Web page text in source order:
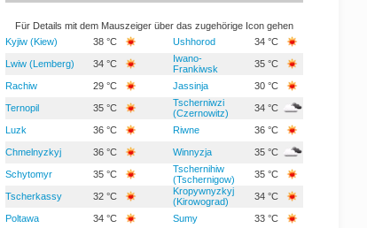
Für Details mit dem Mauszeiger über das zugehörige Icon gehen
Kyjiw (Kiew)
38 °C Ushhorod 34 °C
Lwiw (Lemberg) 34 °C
Iwano-
Frankiwsk
35 °C
Rachiw 29 °C Jassinja 30 °C
Ternopil 35 °C
Tscherniwzi
(Czernowitz)
34 °C
Luzk 36 °C Riwne 36 °C
Chmelnyzkyj 36 °C Winnyzja 35 °C
Schytomyr 35 °C
Tschernihiw
(Tschernigow)
35 °C
Tscherkassy 32 °C
Kropywnyzkyj
(Kirowograd)
34 °C
Poltawa 34 °C Sumy 33 °C